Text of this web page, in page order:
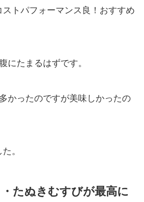
トパフォーマンス良！おすすめ
にたまるはずです。
かったのですが美味しかったの
。
たぬきむすびが最高に